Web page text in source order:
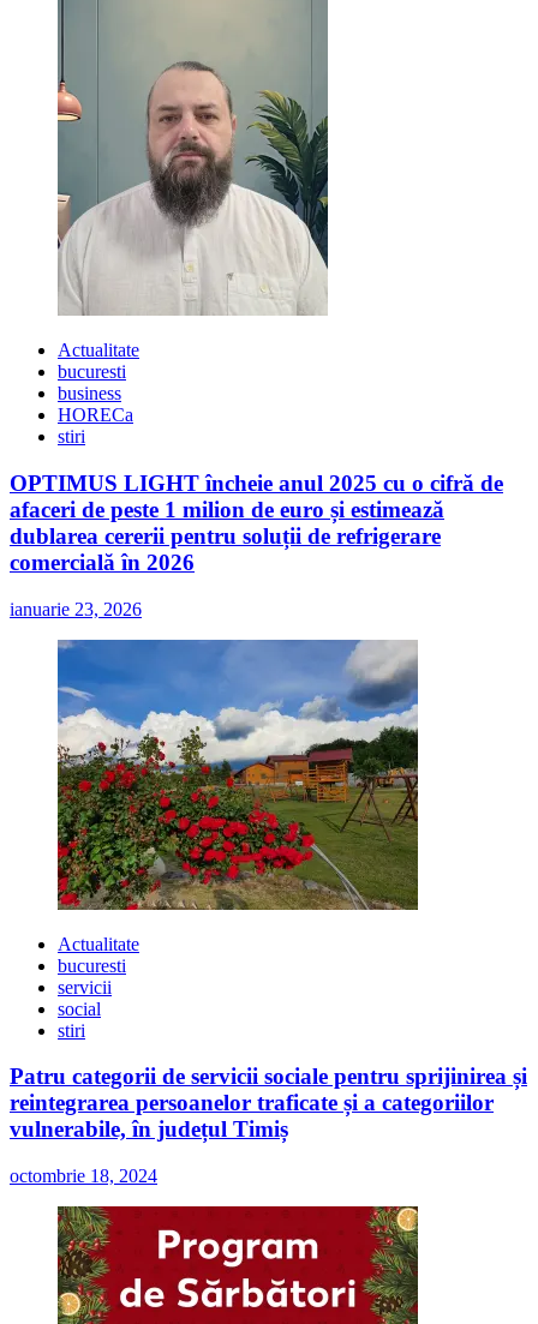
Actualitate
bucuresti
business
HORECa
stiri
OPTIMUS LIGHT încheie anul 2025 cu o cifră de
afaceri de peste 1 milion de euro și estimează
dublarea cererii pentru soluții de refrigerare
comercială în 2026
ianuarie 23, 2026
Actualitate
bucuresti
servicii
social
stiri
Patru categorii de servicii sociale pentru sprijinirea și
reintegrarea persoanelor traficate și a categoriilor
vulnerabile, în județul Timiș
octombrie 18, 2024